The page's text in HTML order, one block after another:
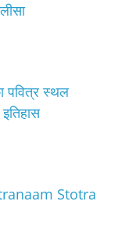
पवित्र स्थल
Stotra